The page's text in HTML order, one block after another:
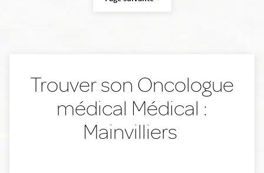
Trouver son Oncologue
médical Médical :
Mainvilliers